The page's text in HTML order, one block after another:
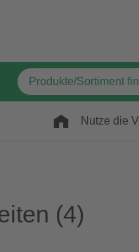
Nutze die
(4)